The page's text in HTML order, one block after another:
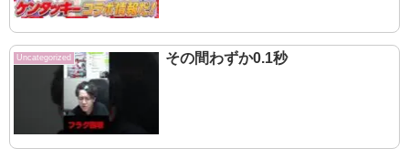
Uncategorized その間わずか0.1秒